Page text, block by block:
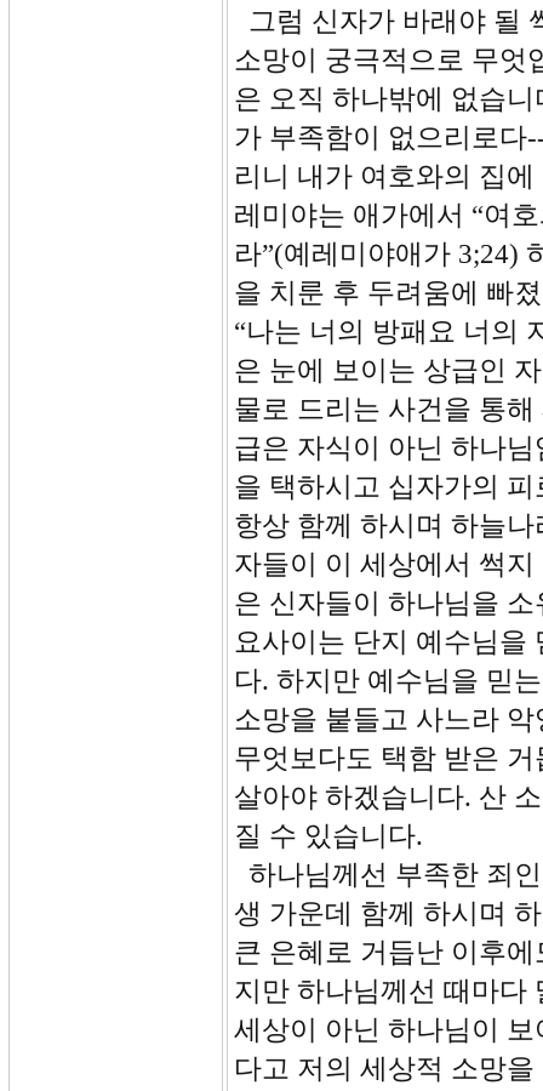
그럼 신자가 바래야 될
소망이 궁극적으로 무엇
은 오직 하나밖에 없습
가 부족함이 없으리로다
리니 내가 여호와의 집
레미야는 애가에서 “여
라”(예레미야애가 3;24)
을 치룬 후 두려움에 빠
“나는 너의 방패요 너의
은 눈에 보이는 상급인
물로 드리는 사건을 통
급은 자식이 아닌 하나
을 택하시고 십자가의
항상 함께 하시며 하늘
자들이 이 세상에서 썩
은 신자들이 하나님을
요사이는 단지 예수님을
다. 하지만 예수님을 믿
소망을 붙들고 사느라
무엇보다도 택함 받은
살아야 하겠습니다. 산
질 수 있습니다.
하나님께선 부족한 죄
생 가운데 함께 하시며
큰 은혜로 거듭난 이후
지만 하나님께선 때마다
세상이 아닌 하나님이
다고 저의 세상적 소망